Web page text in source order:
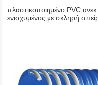
πλαστικοποιημένο PVC
ενισχυμένος με σκληρή